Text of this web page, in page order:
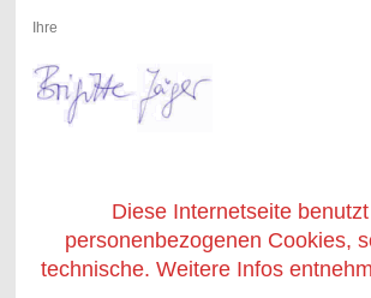
Ihre
Diese Internetseite
personenbezogenen Cookies,
technische. Weitere Infos